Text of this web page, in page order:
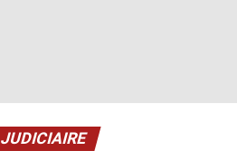
JUDICIAIRE